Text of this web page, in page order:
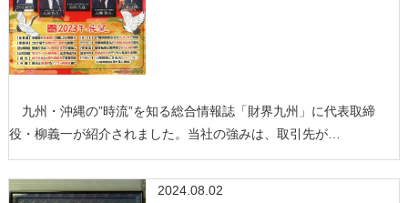
九州・沖縄の”時流”を知る総合情報誌「財界九州」に代表取締
役・柳義一が紹介されました。当社の強みは、取引先が…
2024.08.02